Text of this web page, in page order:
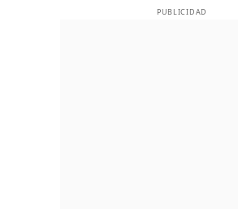
PUBLICIDAD